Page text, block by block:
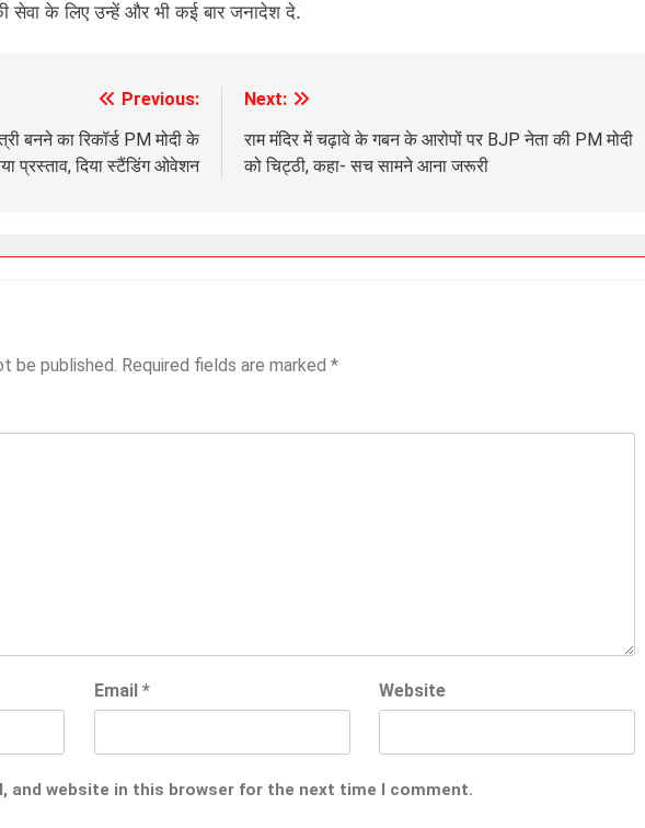
सेवा के लिए उन्हें और भी कई बार जनादेश दे.
Previous:
बनने का रिकॉर्ड PM मोदी के
प्रस्ताव, दिया स्टैंडिंग ओवेशन
Next:
राम मंदिर में चढ़ावे के गबन के आरोपों पर BJP नेता की PM मोदी
को चिट्ठी, कहा- सच सामने आना जरूरी
be published. Required fields are marked *
Email * Website
and website in this browser for the next time I comment.